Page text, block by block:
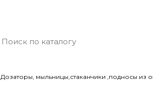
Дозаторы, мыльницы,стаканчики ,подносы из